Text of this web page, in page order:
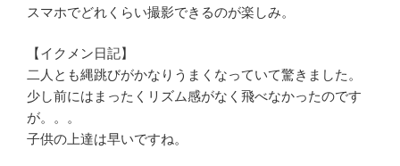
スマホでどれくらい撮影できるのが楽しみ。
【イクメン日記】
二人とも縄跳びがかなりうまくなっていて驚きました。
少し前にはまったくリズム感がなく飛べなかったのです
が。。。
子供の上達は早いですね。